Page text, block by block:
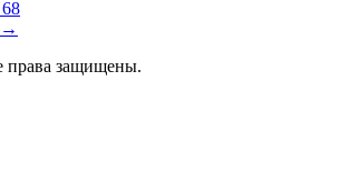
→
права защищены.